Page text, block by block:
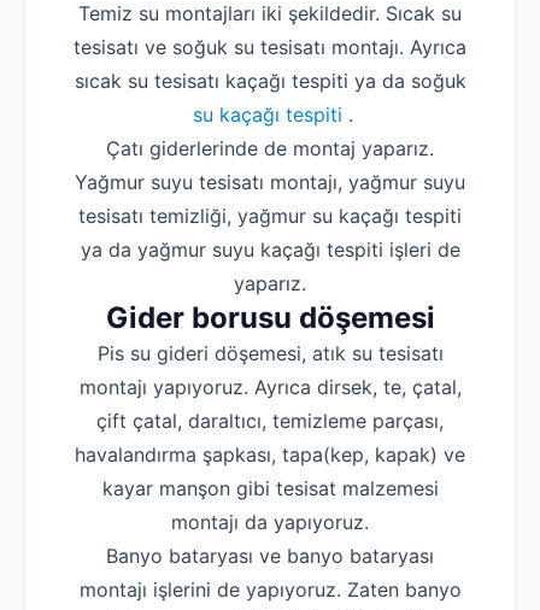
Temiz su montajları iki şekildedir. Sıcak su
tesisatı ve soğuk su tesisatı montajı. Ayrıca
sıcak su tesisatı kaçağı tespiti ya da soğuk
su kaçağı tespiti .
Çatı giderlerinde de montaj yaparız.
Yağmur suyu tesisatı montajı, yağmur suyu
tesisatı temizliği, yağmur su kaçağı tespiti
ya da yağmur suyu kaçağı tespiti işleri de
yaparız.
Gider borusu döşemesi
Pis su gideri döşemesi, atık su tesisatı
montajı yapıyoruz. Ayrıca dirsek, te, çatal,
çift çatal, daraltıcı, temizleme parçası,
havalandırma şapkası, tapa(kep, kapak) ve
kayar manşon gibi tesisat malzemesi
montajı da yapıyoruz.
Banyo bataryası ve banyo bataryası
montajı işlerini de yapıyoruz. Zaten banyo